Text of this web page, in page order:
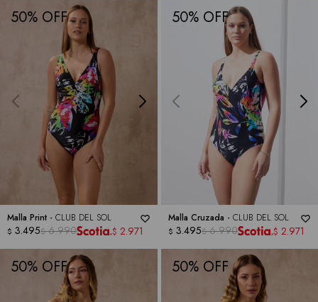
50
Malla Print - CLUB DEL SOL
$ 3.495$ 6.990 $ 2.971
50
Malla Cruzada - CLUB DEL SOL
$ 3.495$ 6.990 $ 2.971
50 50